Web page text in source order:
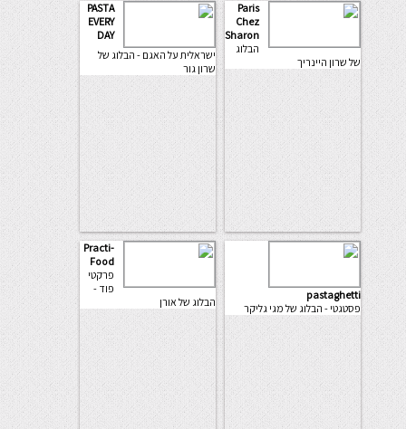
Paris
Chez
Sharon
הבלוג
של שרון היינריך
PASTA
EVERY
DAY
ישראלית על האגם - הבלוג של
שרון גור
pastaghetti
פסטגטי - הבלוג של מגי גליקר
Practi-
Food
פרקטי
פוד -
הבלוג של אורן